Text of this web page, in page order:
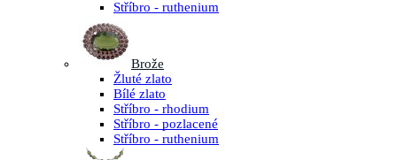
Stříbro - ruthenium
Brože
Žluté zlato
Bílé zlato
Stříbro - rhodium
Stříbro - pozlacené
Stříbro - ruthenium